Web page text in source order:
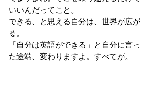
いいんだってこと。
できる、と思える自分は、世界が広が
る。
「自分は英語ができる」と自分に言っ
た途端、変わりますよ。すべてが。